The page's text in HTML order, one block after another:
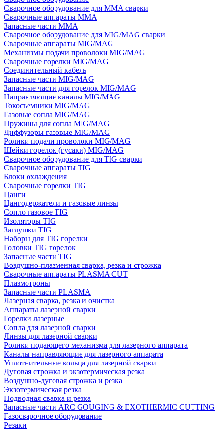
Сварочное оборудование для MMA сварки
Сварочные аппараты MMA
Запасные части MMA
Сварочное оборудование для MIG/MAG сварки
Сварочные аппараты MIG/MAG
Механизмы подачи проволоки MIG/MAG
Сварочные горелки MIG/MAG
Соединительный кабель
Запасные части MIG/MAG
Запасные части для горелок MIG/MAG
Направляющие каналы MIG/MAG
Токосъемники MIG/MAG
Газовые сопла MIG/MAG
Пружины для сопла MIG/MAG
Диффузоры газовые MIG/MAG
Ролики подачи проволоки MIG/MAG
Шейки горелок (гусаки) MIG/MAG
Сварочное оборудование для TIG сварки
Сварочные аппараты TIG
Блоки охлаждения
Сварочные горелки TIG
Цанги
Цангодержатели и газовые линзы
Сопло газовое TIG
Изоляторы TIG
Заглушки TIG
Наборы для TIG горелки
Головки TIG горелок
Запасные части TIG
Воздушно-плазменная сварка, резка и строжка
Сварочные аппараты PLASMA CUT
Плазмотроны
Запасные части PLASMA
Лазерная сварка, резка и очистка
Аппараты лазерной сварки
Горелки лазерные
Сопла для лазерной сварки
Линзы для лазерной сварки
Ролики подающего механизма для лазерного аппарата
Каналы направляющие для лазерного аппарата
Уплотнительные кольца для лазерной сварки
Дуговая строжка и экзотермическая резка
Воздушно-дуговая строжка и резка
Экзотермическая резка
Подводная сварка и резка
Запасные части ARC GOUGING & EXOTHERMIC CUTTING
Газосварочное оборудование
Резаки